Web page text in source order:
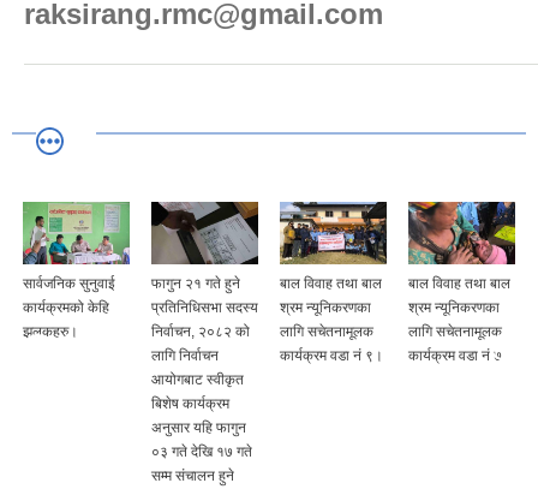
raksirang.rmc@gmail.com
सार्वजनिक सुनुवाई
कार्यक्रमको केहि
झलकहरु।
फागुन २१ गते हुने
प्रतिनिधिसभा सदस्य
निर्वाचन, २०८२ को
लागि निर्वाचन
आयोगबाट स्वीकृत
बिशेष कार्यक्रम
अनुसार यहि फागुन
०३ गते देखि १७ गते
सम्म संचालन हुने
बाल विवाह तथा बाल
श्रम न्यूनिकरणका
लागि सचेतनामूलक
कार्यक्रम वडा नं ९।
बाल विवाह तथा बाल
श्रम न्यूनिकरणका
लागि सचेतनामूलक
कार्यक्रम वडा नं ७